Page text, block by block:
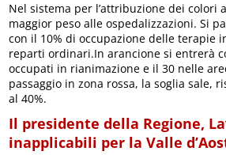
Nel sistema per l’attribuzione dei colori
maggior peso alle ospedalizzazioni. Si
con il 10% di occupazione delle terapie
reparti ordinari.In arancione si entrerà
occupati in rianimazione e il 30 nelle
passaggio in zona rossa, la soglia sale,
al 40%.
Il presidente della Regione,
inapplicabili per la Valle